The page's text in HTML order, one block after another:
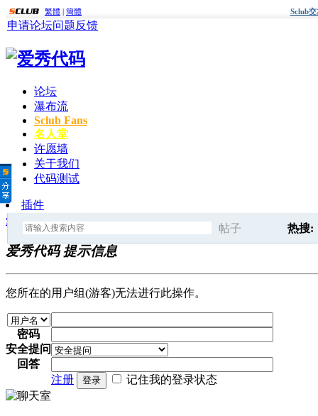
繁體 | 簡體 Sclub
申请论坛问题反馈
论坛
瀑布流
Sclub Fans
名人堂
许愿墙
关于我们
代码测试
插件
帖子
热搜:
sclub代
爱秀代码
爱秀代码 提示信息
您所在的用户组(游客)无法进行此操作。
密码
安全提问
回答
注册
登录 记住我的登录状态